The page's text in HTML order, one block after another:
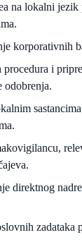
na lokalni
korporativnih
procedura i
odobrenja.
direktnog
zadataka